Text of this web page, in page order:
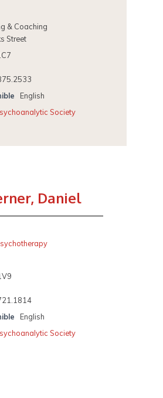
& Coaching
Street
English
Society
Daniel
English
Society